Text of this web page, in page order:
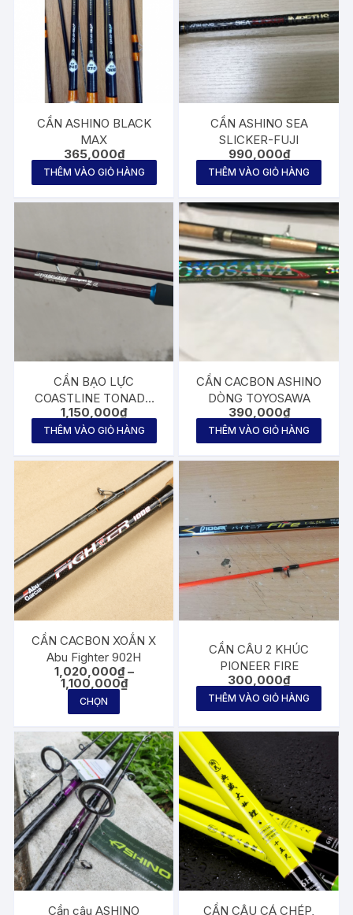
CẦN ASHINO BLACK
MAX
365,000₫
THÊM VÀO GIỎ HÀNG
CẦN ASHINO SEA
SLICKER-FUJI
990,000₫
THÊM VÀO GIỎ HÀNG
CẦN BẠO LỰC
COASTLINE TONADO
SPIN 3M
1,150,000₫
THÊM VÀO GIỎ HÀNG
CẦN CACBON ASHINO
DÒNG TOYOSAWA
390,000₫
THÊM VÀO GIỎ HÀNG
CẦN CACBON XOẮN X
Abu Fighter 902H
1,020,000₫ –
1,100,000₫Khoảng
giá:
đến
1,100,000₫
CHỌN
phẩm
này
có
nhiều
biến
thể.
Các
tùy
chọn
có
thể
CẦN CÂU 2 KHÚC
PIONEER FIRE
300,000₫
THÊM VÀO GIỎ HÀNG
Cần câu ASHINO CẦN CÂU CÁ CHÉP,